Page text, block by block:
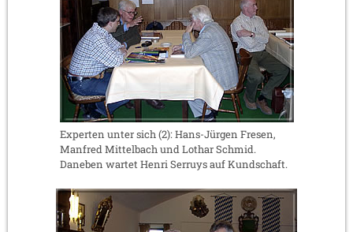
Experten unter sich (2): Hans-Jürgen Fresen,
Manfred Mittelbach und Lothar Schmid.
Daneben wartet Henri Serruys auf Kundschaft.